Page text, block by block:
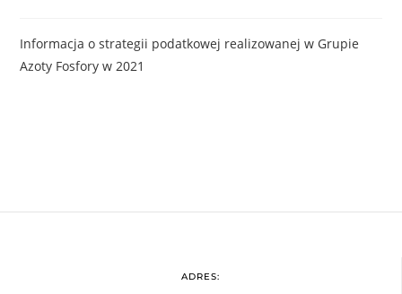
Informacja o strategii podatkowej realizowanej w Grupie
Azoty Fosfory w 2021
ADRES: